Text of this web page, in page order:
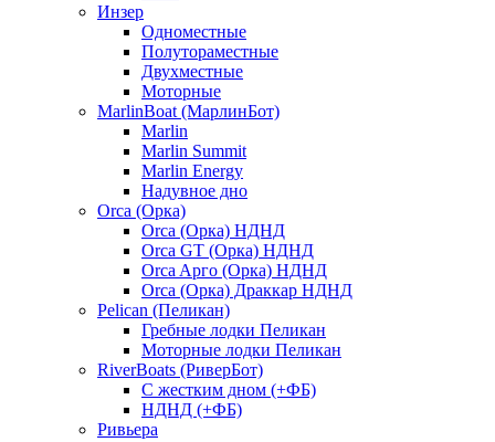
Инзер
Одноместные
Полутораместные
Двухместные
Моторные
MarlinBoat (МарлинБот)
Marlin
Marlin Summit
Marlin Energy
Надувное дно
Orca (Орка)
Orca (Орка) НДНД
Orca GT (Орка) НДНД
Orca Aрго (Орка) НДНД
Orca (Орка) Драккар НДНД
Pelican (Пеликан)
Гребные лодки Пеликан
Моторные лодки Пеликан
RiverBoats (РиверБот)
С жестким дном (+ФБ)
НДНД (+ФБ)
Ривьера